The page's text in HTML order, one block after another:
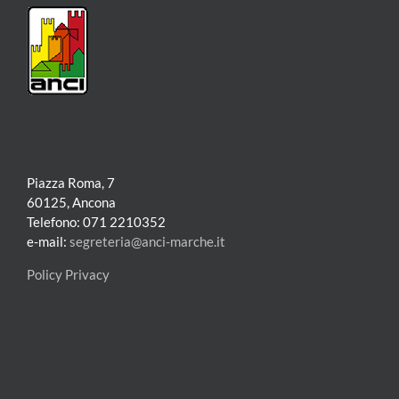
Piazza Roma, 7
60125, Ancona
Telefono: 071 2210352
e-mail: segreteria@anci-marche.it
Policy Privacy